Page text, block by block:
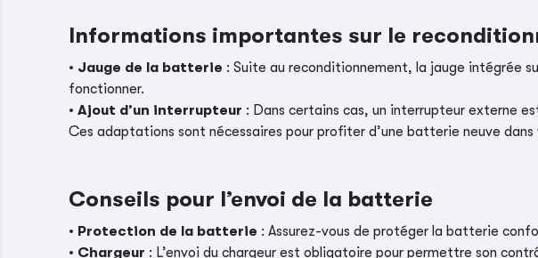
Informations importantes sur le
• Jauge de la batterie : Suite au reconditionnement, la jauge intégrée
fonctionner.
•Ajout d’un interrupteur : Dans certains cas, un interrupteur externe
Ces adaptations sont nécessaires pour profiter d’une batterie neuve dans
Conseils pour l’envoi de la batterie
• Protection de la batterie : Assurez-vous de protéger la batterie
• Chargeur : L’envoi du chargeur est obligatoire pour permettre son